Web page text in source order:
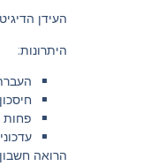
העידן
היתרונות:
פחות
הרואה חשבון